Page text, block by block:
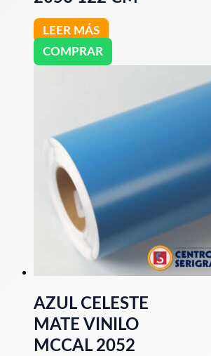
LEER MÁS
COMPRAR
AZUL CELESTE
MATE VINILO
MCCAL 2052